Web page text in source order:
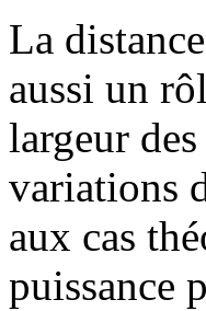
La
aussi un
largeur
variations
aux cas
puissance